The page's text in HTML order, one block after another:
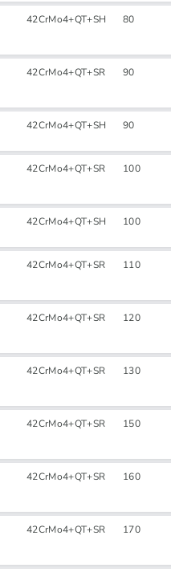
42CrMo4+QT+SH 80
42CrMo4+QT+SR 90
42CrMo4+QT+SH 90
42CrMo4+QT+SR 100
42CrMo4+QT+SH 100
42CrMo4+QT+SR 110
42CrMo4+QT+SR 120
42CrMo4+QT+SR 130
42CrMo4+QT+SR 150
42CrMo4+QT+SR 160
42CrMo4+QT+SR 170